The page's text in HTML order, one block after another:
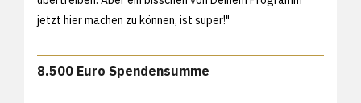
jetzt hier machen zu können, ist super!"
8.500 Euro Spendensumme